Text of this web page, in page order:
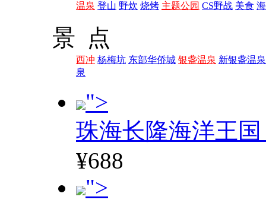
温泉 登山 野炊 烧烤 主题公园 CS野战 美食
景 点
西冲 杨梅坑 东部华侨城 银盏温泉 新银盏温泉
泉
">
珠海长隆海洋王
¥688
">